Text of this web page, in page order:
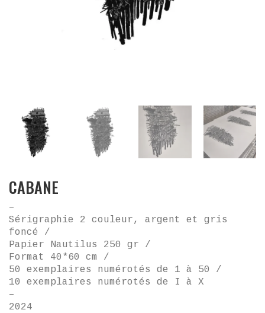
CABANE
–
Sérigraphie 2 couleur, argent et gris
foncé /
Papier Nautilus 250 gr /
Format 40*60 cm /
50 exemplaires numérotés de 1 à 50 /
10 exemplaires numérotés de I à X
–
2024